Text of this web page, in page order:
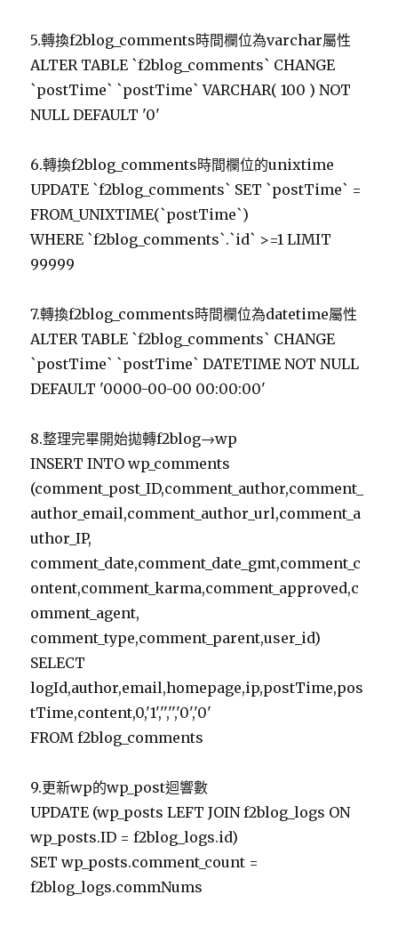
5.轉換f2blog_comments時間欄位為varchar屬性
ALTER TABLE `f2blog_comments` CHANGE
`postTime` `postTime` VARCHAR( 100 ) NOT
NULL DEFAULT '0'
6.轉換f2blog_comments時間欄位的unixtime
UPDATE `f2blog_comments` SET `postTime` =
FROM_UNIXTIME(`postTime`)
WHERE `f2blog_comments`.`id` >=1 LIMIT
99999
7.轉換f2blog_comments時間欄位為datetime屬性
ALTER TABLE `f2blog_comments` CHANGE
`postTime` `postTime` DATETIME NOT NULL
DEFAULT '0000-00-00 00:00:00'
8.整理完畢開始拋轉f2blog→wp
INSERT INTO wp_comments
(comment_post_ID,comment_author,comment_
author_email,comment_author_url,comment_a
uthor_IP,
comment_date,comment_date_gmt,comment_c
ontent,comment_karma,comment_approved,c
omment_agent,
comment_type,comment_parent,user_id)
SELECT
logId,author,email,homepage,ip,postTime,pos
tTime,content,0,'1','','','0','0'
FROM f2blog_comments
9.更新wp的wp_post迴響數
UPDATE (wp_posts LEFT JOIN f2blog_logs ON
wp_posts.ID = f2blog_logs.id)
SET wp_posts.comment_count =
f2blog_logs.commNums